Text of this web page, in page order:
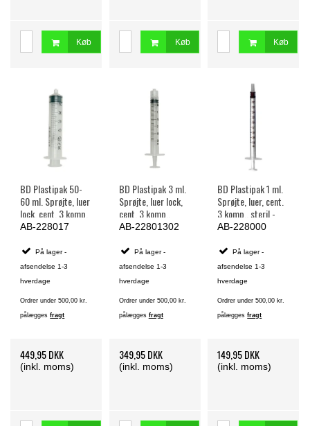
Køb Køb Køb
BD Plastipak 50-
60 ml. Sprøjte, luer
lock, cent. 3 komp.
Steril - 60 stk.
AB-228017
På lager -
afsendelse 1-3
hverdage
Ordrer under 500,00 kr.
pålæggesfragt
449,95 DKK
(inkl. moms)
BD Plastipak 3 ml.
Sprøjte, luer lock,
cent. 3 komp.,
steril - 200 stk.
AB-22801302
På lager -
afsendelse 1-3
hverdage
Ordrer under 500,00 kr.
pålægges fragt
349,95 DKK
(inkl. moms)
BD Plastipak 1 ml.
Sprøjte, luer, cent.
3 komp., steril -
120 stk.
AB-228000
På lager -
afsendelse 1-3
hverdage
Ordrer under 500,00 kr.
pålæggesfragt
149,95 DKK
(inkl. moms)